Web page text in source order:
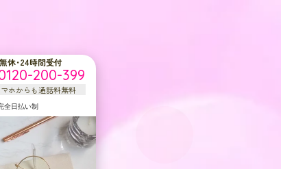
休・24時間受付
200-399
ホからも通話料無料
全日払い制